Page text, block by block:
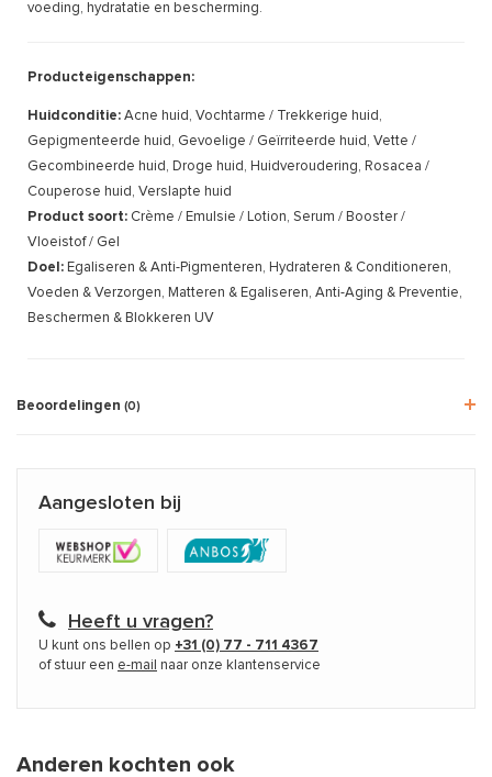
voeding, hydratatie en bescherming.
Producteigenschappen:
Huidconditie: Acne huid, Vochtarme / Trekkerige huid,
Gepigmenteerde huid, Gevoelige / Geïrriteerde huid, Vette /
Gecombineerde huid, Droge huid, Huidveroudering, Rosacea /
Couperose huid, Verslapte huid
Product soort: Crème / Emulsie / Lotion, Serum / Booster /
Vloeistof / Gel
Doel: Egaliseren & Anti-Pigmenteren, Hydrateren & Conditioneren,
Voeden & Verzorgen, Matteren & Egaliseren, Anti-Aging & Preventie,
Beschermen & Blokkeren UV
Beoordelingen (0)
Aangesloten bij
Heeft u vragen?
U kunt ons bellen op +31 (0) 77 - 711 4367
of stuur een e-mail naar onze klantenservice
Anderen kochten ook